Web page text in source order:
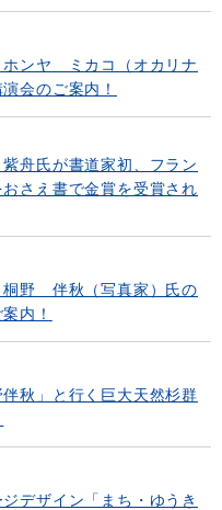
ンヤ ミカコ（オカリナ
会のご案内！
舟氏が書道家初、フラン
さえ書で金賞を受賞され
野 伴秋（写真家）氏の
内！
秋」と行く巨大天然杉群
デザイン「まち・ゆうき